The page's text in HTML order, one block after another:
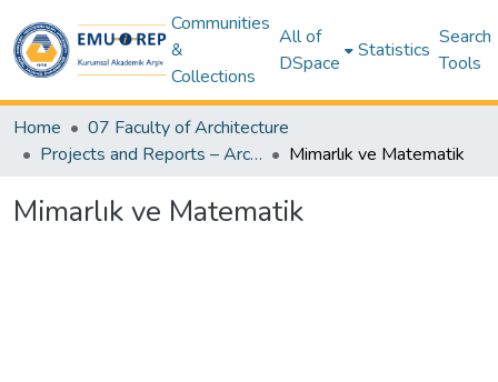
Communities
&
Collections
All of
DSpace
Statistics
Search
Tools
Home
07 Faculty of Architecture
Projects and Reports – Architecture
Mimarlık ve Matematik
Mimarlık ve Matematik